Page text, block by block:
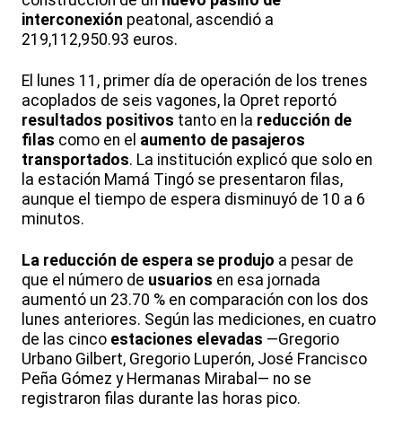
interconexión peatonal, ascendió a
219,112,950.93 euros.
El lunes 11, primer día de operación de los trenes
acoplados de seis vagones, la Opret reportó
resultados positivos tanto en la reducción de
filas como en el aumento de pasajeros
transportados. La institución explicó que solo en
la estación Mamá Tingó se presentaron filas,
aunque el tiempo de espera disminuyó de 10 a 6
minutos.
La reducción de espera se produjo a pesar de
que el número de usuarios en esa jornada
aumentó un 23.70 % en comparación con los dos
lunes anteriores. Según las mediciones, en cuatro
de las cinco estaciones elevadas —Gregorio
Urbano Gilbert, Gregorio Luperón, José Francisco
Peña Gómez y Hermanas Mirabal— no se
registraron filas durante las horas pico.